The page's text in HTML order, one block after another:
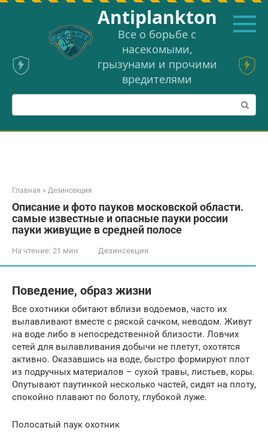
Перейти
Аntiplankton
Все о борьбе с
насекомыми,
грызунами и прочими
вредителями
Поиск:
Главная » Дезинсекция
Описание и фото пауков московской области.
самые известные и опасные пауки россии
пауки живущие в средней полосе
На чтение: 21 мин Дезинсекция
Поведение, образ жизни
Все охотники обитают вблизи водоемов, часто их
вылавливают вместе с ряской сачком, неводом. Живут
на воде либо в непосредственной близости. Ловчих
сетей для вылавливания добычи не плетут, охотятся
активно. Оказавшись на воде, быстро формируют плот
из подручных материалов – сухой травы, листьев, коры.
Опутывают паутинкой несколько частей, сидят на плоту,
спокойно плавают по болоту, глубокой луже.
Полосатый паук охотник